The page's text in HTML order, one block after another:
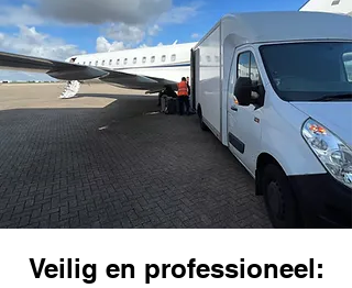
Veilig en professioneel: